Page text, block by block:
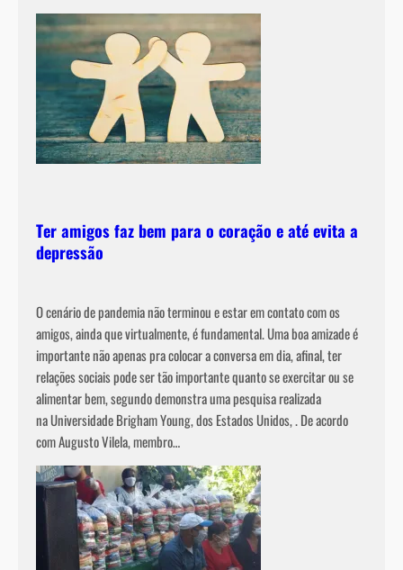
C
o
m
o
é
r
a
d
Ter amigos faz bem para o coração e até evita a
depressão
O cenário de pandemia não terminou e estar em contato com os
amigos, ainda que virtualmente, é fundamental. Uma boa amizade é
importante não apenas pra colocar a conversa em dia, afinal, ter
relações sociais pode ser tão importante quanto se exercitar ou se
alimentar bem, segundo demonstra uma pesquisa realizada
na Universidade Brigham Young, dos Estados Unidos, . De acordo
com Augusto Vilela, membro…